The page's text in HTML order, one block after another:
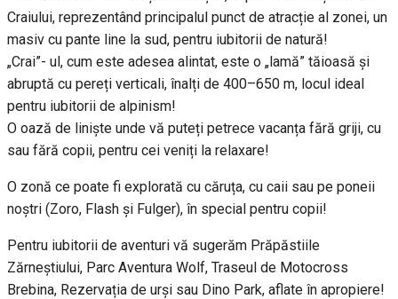
Craiului, reprezentând principalul punct de atracție al zonei, un
masiv cu pante line la sud, pentru iubitorii de natură!
„Crai”- ul, cum este adesea alintat, este o „lamă” tăioasă și
abruptă cu pereți verticali, înalți de 400–650 m, locul ideal
pentru iubitorii de alpinism!
O oază de liniște unde vă puteți petrece vacanța fără griji, cu
sau fără copii, pentru cei veniți la relaxare!
O zonă ce poate fi explorată cu căruța, cu caii sau pe poneii
noștri (Zoro, Flash și Fulger), în special pentru copii!
Pentru iubitorii de aventuri vă sugerăm Prăpăstiile
Zărneștiului, Parc Aventura Wolf, Traseul de Motocross
Brebina, Rezervația de urși sau Dino Park, aflate în apropiere!